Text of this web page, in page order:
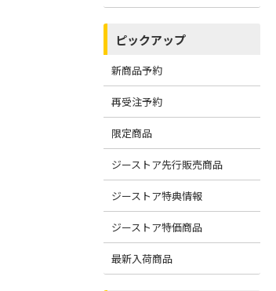
ピックアップ
新商品予約
再受注予約
限定商品
ジーストア先行販売商品
ジーストア特典情報
ジーストア特価商品
最新入荷商品